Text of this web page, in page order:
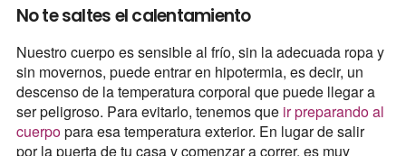
No te saltes el calentamiento
Nuestro cuerpo es sensible al frío, sin la adecuada ropa y
sin movernos, puede entrar en hipotermia, es decir, un
descenso de la temperatura corporal que puede llegar a
ser peligroso. Para evitarlo, tenemos que ir preparando al
cuerpopara esa temperatura exterior. En lugar de salir
por la puerta de tu casa y comenzar a correr, es muy